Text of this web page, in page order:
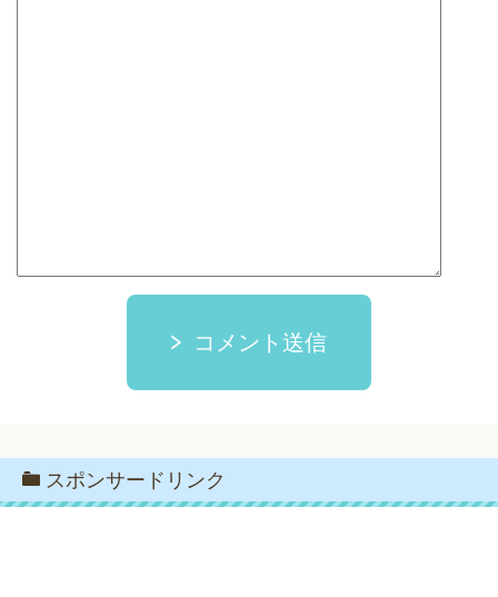
コメント送信
スポンサードリンク